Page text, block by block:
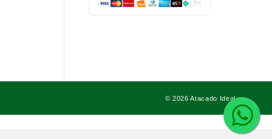
© 2026 Atacado Ideal